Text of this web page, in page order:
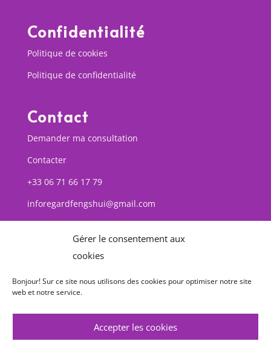
Gérer le consentement aux
cookies
Bonjour! Sur ce site nous utilisons des cookies pour optimiser notre site
web et notre service.
Accepter les cookies
Confidentialité
Politique de cookies
Politique de confidentialité
Contact
Demander ma consultation
Contacter
+33 06 71 66 17 79
inforegardfengshui@gmail.com
web sont légalement protégées par le droit
d’auteur.